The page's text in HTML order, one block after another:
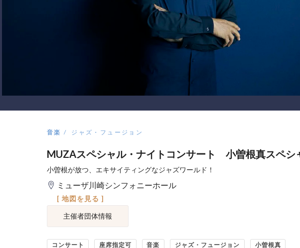
音楽 ジャズ・フュージョン
MUZAスペシャル・ナイトコンサート 小曽根真スペシ
小曽根が放つ、エキサイティングなジャズワールド！
ミューザ川崎シンフォニーホール
[ 地図を見る ]
主催者団体情報
コンサート 座席指定可 音楽 ジャズ・フュージョン 小曽根真